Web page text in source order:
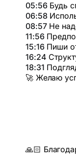
05:56Будь
06:58
08:57Не
11:56
15:16Пиши
16:24
18:31
🚀 Желаю
🙏🏻